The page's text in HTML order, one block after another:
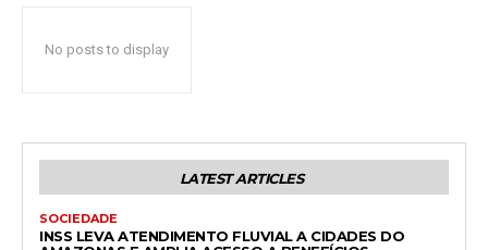
No posts to display
LATEST ARTICLES
SOCIEDADE
INSS LEVA ATENDIMENTO FLUVIAL A CIDADES DO